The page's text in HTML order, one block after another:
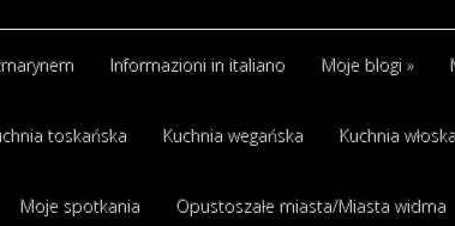
Informazioni in italiano Moje blogi »
toskańska Kuchnia wegańska Kuchnia włoska
Moje spotkania Opustoszałe miasta/Miasta widma